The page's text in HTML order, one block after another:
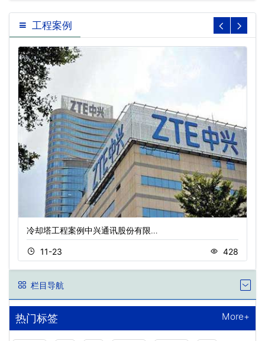
工程案例
冷却塔工程案例中兴通讯股份有限…
11-23 428
栏目导航
热门标签 More+